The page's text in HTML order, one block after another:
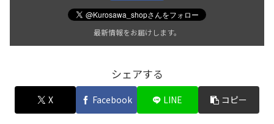
最新情報をお届けします。
シェアする
X Facebook LINE コピー